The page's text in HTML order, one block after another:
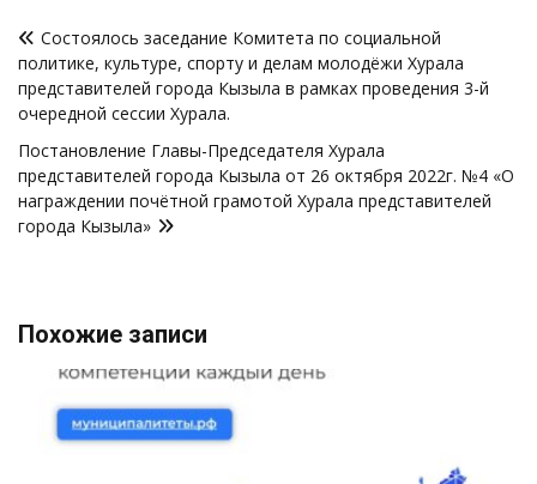
по
записям
Состоялось заседание Комитета по социальной
политике, культуре, спорту и делам молодёжи Хурала
представителей города Кызыла в рамках проведения 3-й
очередной сессии Хурала.
Постановление Главы-Председателя Хурала
представителей города Кызыла от 26 октября 2022г. №4 «О
награждении почётной грамотой Хурала представителей
города Кызыла»
Похожие записи